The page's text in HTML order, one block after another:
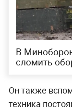
В
сломить
Он также
техника